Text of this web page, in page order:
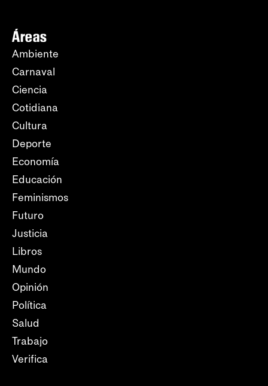
Áreas
Ambiente
Carnaval
Ciencia
Cotidiana
Cultura
Deporte
Economía
Educación
Feminismos
Futuro
Justicia
Libros
Mundo
Opinión
Política
Salud
Trabajo
Verifica